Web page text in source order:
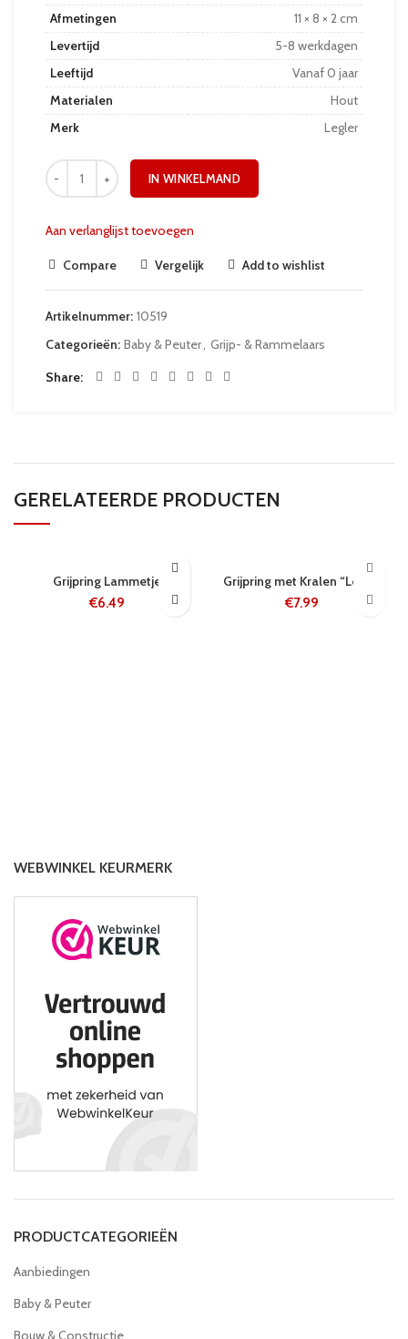
Afmetingen
11 × 8 × 2 cm
Levertijd
5-8 werkdagen
Leeftijd
Vanaf 0 jaar
Materialen
Hout
Merk
Legler
IN WINKELMAND
Aan verlanglijst toevoegen
Compare Vergelijk Add to wishlist
Artikelnummer: 10519
Categorieën: Baby & Peuter Grijp- & Rammelaars
Share
GERELATEERDE PRODUCTEN
Grijpring Lammetje
€6.49
Grijpring met Kralen “Lotta”
€7.99
WEBWINKEL KEURMERK
PRODUCTCATEGORIEËN
Aanbiedingen
Baby & Peuter
Bouw & Constructie